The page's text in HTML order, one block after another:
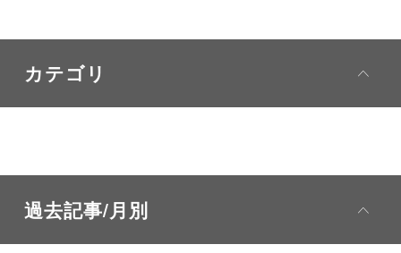
カテゴリ
過去記事/月別